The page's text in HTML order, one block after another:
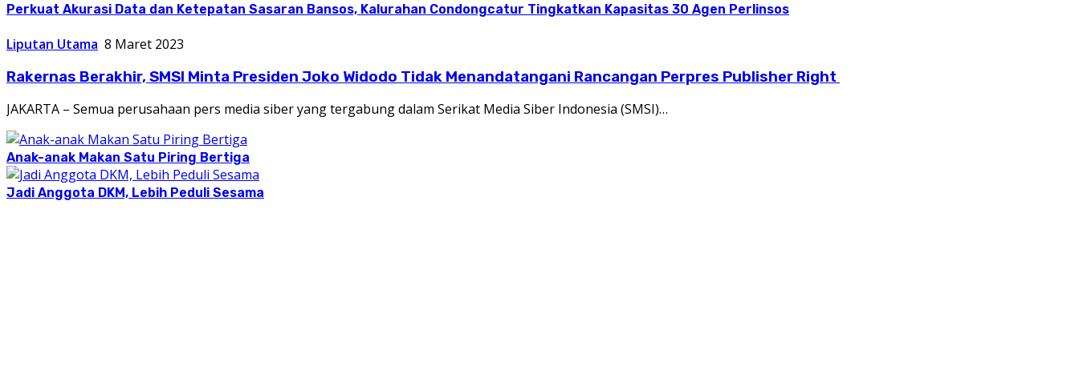
Perkuat Akurasi Data dan Ketepatan Sasaran Bansos, Kalurahan Condongcatur Tingkatkan Kapasitas 30 Agen Perlinsos
Liputan Utama 8 Maret 2023
Rakernas Berakhir, SMSI Minta Presiden Joko Widodo Tidak Menandatangani Rancangan Perpres Publisher Right
JAKARTA – Semua perusahaan pers media siber yang tergabung dalam Serikat Media Siber Indonesia (SMSI)…
Anak-anak Makan Satu Piring Bertiga
Jadi Anggota DKM, Lebih Peduli Sesama